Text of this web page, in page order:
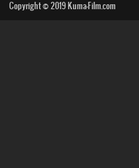
Copyright © 2019Kuma-Film.com